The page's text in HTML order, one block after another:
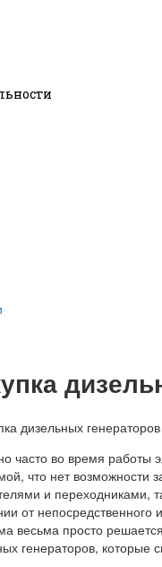
часто во время работы
что нет возможности
и переходниками,
от
весьма просто
генераторов, которые